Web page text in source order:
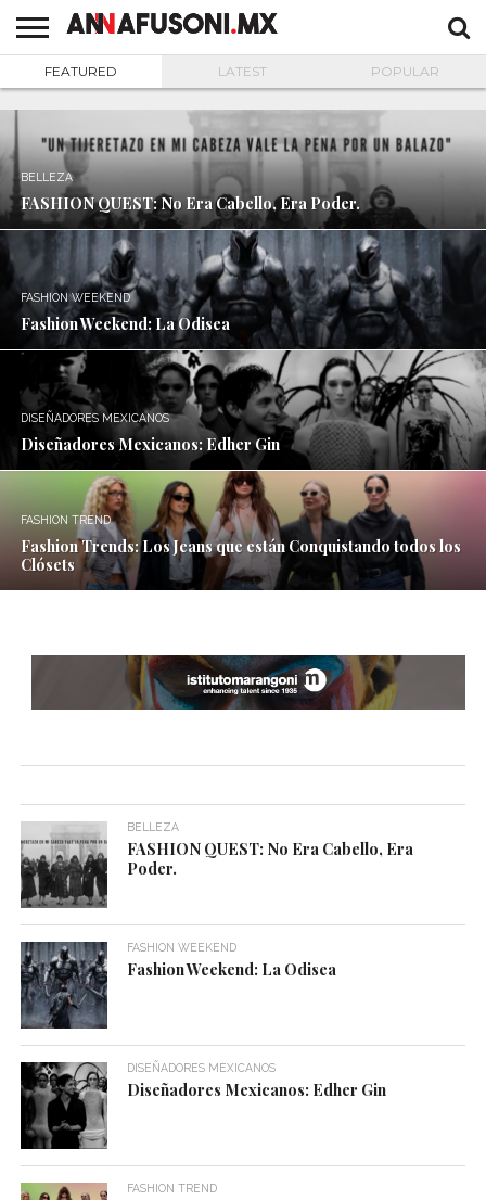
MODA
DISEÑADORES
MEXICANOS
FASHION
QUEST
MODA
INTERNACIONAL
TENDENCIAS
Y
INDUSTRIA
CALZADO
MARROQUINERIA
EL
ACONTECER
EVENTOS
DESIGNSPOT
BELLEZA
EL
ITINERANTE
FASHION MOMENTS
CUENTOS
CORTOS
VIDA
LARGA
FEATURED LATEST POPULAR
BELLEZA
FASHION QUEST: No Era Cabello, Era Poder.
FASHION WEEKEND
Fashion Weekend: La Odisea
DISEÑADORES MEXICANOS
Diseñadores Mexicanos: Edher Gin
FASHION TREND
Fashion Trends: Los Jeans que están Conquistando todos los
Clósets
BELLEZA
FASHION QUEST: No Era Cabello, Era
Poder.
FASHION WEEKEND
Fashion Weekend: La Odisea
DISEÑADORES MEXICANOS
Diseñadores Mexicanos: Edher Gin
FASHION TREND